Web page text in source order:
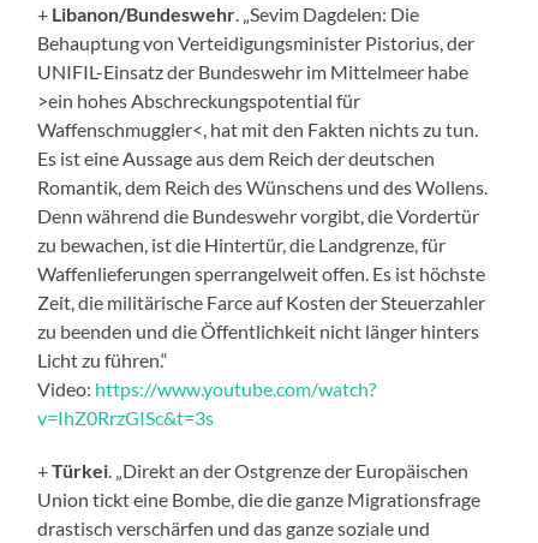
+ Libanon/Bundeswehr . „Sevim Dagdelen: Die
Behauptung von Verteidigungsminister Pistorius, der
UNIFIL-Einsatz der Bundeswehr im Mittelmeer habe
>ein hohes Abschreckungspotential für
Waffenschmuggler<, hat mit den Fakten nichts zu tun.
Es ist eine Aussage aus dem Reich der deutschen
Romantik, dem Reich des Wünschens und des Wollens.
Denn während die Bundeswehr vorgibt, die Vordertür
zu bewachen, ist die Hintertür, die Landgrenze, für
Waffenlieferungen sperrangelweit offen. Es ist höchste
Zeit, die militärische Farce auf Kosten der Steuerzahler
zu beenden und die Öffentlichkeit nicht länger hinters
Licht zu führen.“
Video: https://www.youtube.com/watch?
v=IhZ0RrzGISc&t=3s
+Türkei . „Direkt an der Ostgrenze der Europäischen
Union tickt eine Bombe, die die ganze Migrationsfrage
drastisch verschärfen und das ganze soziale und